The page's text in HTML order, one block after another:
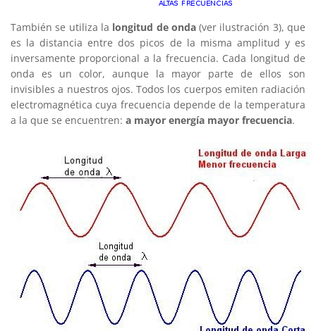
También se utiliza la longitud de onda(ver ilustración 3), que
es la distancia entre dos picos de la misma amplitud y es
inversamente proporcional a la frecuencia. Cada longitud de
onda es un color, aunque la mayor parte de ellos son
invisibles a nuestros ojos. Todos los cuerpos emiten radiación
electromagnética cuya frecuencia depende de la temperatura
a la que se encuentren: a mayor energía mayor frecuencia.